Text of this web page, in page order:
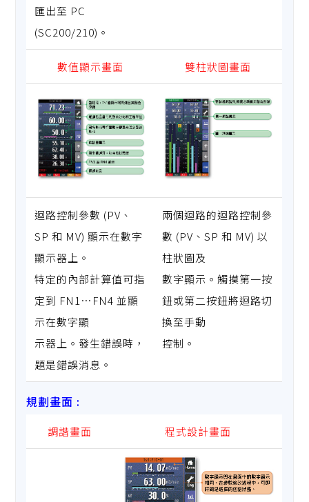
匯出至 PC
(SC200/210)。
數值顯示畫面 雙柱狀圖畫面
迴路控制參數 (PV、
SP 和 MV) 顯示在數字
顯示器上。
特定的內部計算值可指
定到 FN1…FN4 並顯
示在數字顯
示器上。發生錯誤時，
題是錯誤消息。
兩個迴路的迴路控制參
數 (PV、SP 和 MV) 以
柱狀圖及
數字顯示。觸摸第一按
鈕或第二按鈕將迴路切
換至手動
控制。
規劃畫面 :
調諧畫面 程式設計畫面